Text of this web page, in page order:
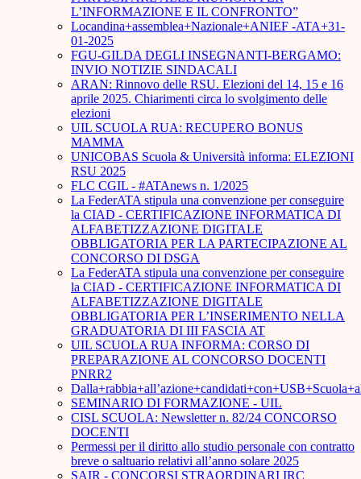
L’INFORMAZIONE E IL CONFRONTO”
Locandina+assemblea+Nazionale+ANIEF -ATA+31-
01-2025
FGU-GILDA DEGLI INSEGNANTI-BERGAMO:
INVIO NOTIZIE SINDACALI
ARAN: Rinnovo delle RSU. Elezioni del 14, 15 e 16
aprile 2025. Chiarimenti circa lo svolgimento delle
elezioni
UIL SCUOLA RUA: RECUPERO BONUS
MAMMA
UNICOBAS Scuola & Università informa: ELEZIONI
RSU 2025
FLC CGIL - #ATAnews n. 1/2025
La FederATA stipula una convenzione per conseguire
la CIAD - CERTIFICAZIONE INFORMATICA DI
ALFABETIZZAZIONE DIGITALE
OBBLIGATORIA PER LA PARTECIPAZIONE AL
CONCORSO DI DSGA
La FederATA stipula una convenzione per conseguire
la CIAD - CERTIFICAZIONE INFORMATICA DI
ALFABETIZZAZIONE DIGITALE
OBBLIGATORIA PER L’INSERIMENTO NELLA
GRADUATORIA DI III FASCIA AT
UIL SCUOLA RUA INFORMA: CORSO DI
PREPARAZIONE AL CONCORSO DOCENTI
PNRR2
SEMINARIO DI FORMAZIONE - UIL
CISL SCUOLA: Newsletter n. 82/24 CONCORSO
DOCENTI
Permessi per il diritto allo studio personale con contratto
breve o saltuario relativi all’anno solare 2025
SAIR - CONCORSI STRAORDINARI IRC